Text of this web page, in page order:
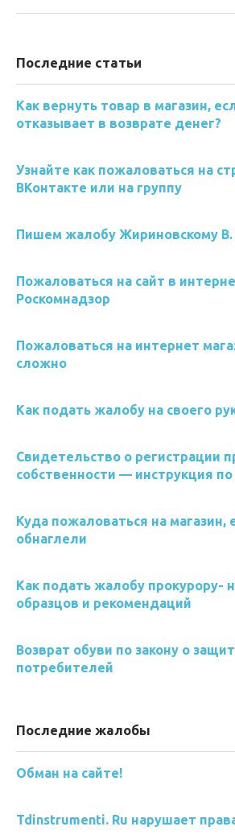
Последние статьи
Как вернуть товар в магазин,
отказывает в возврате денег?
Узнайте как пожаловаться на
ВКонтакте или на группу
Пишем жалобу Жириновскому В.
Пожаловаться на сайт в
Роскомнадзор
Пожаловаться на интернет
сложно
Как подать жалобу на своего
Свидетельство о регистрации
собственности — инструкция
Куда пожаловаться на магазин,
обнаглели
Как подать жалобу прокурору-
образцов и рекомендаций
Возврат обуви по закону о
потребителей
Последние жалобы
Обман на сайте!
Tdinstrumenti. Ru нарушает